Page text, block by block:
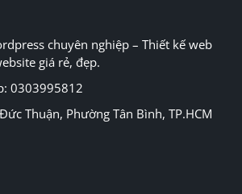
chuyên nghiệp – Thiết kế web
giá rẻ, đẹp.
0303995812
Thuận, Phường Tân Bình, TP.HCM